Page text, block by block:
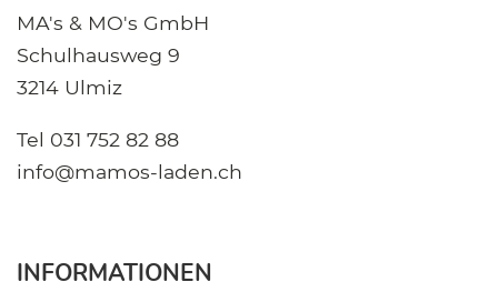
MA's & MO's GmbH
Schulhausweg 9
3214 Ulmiz
Tel 031 752 82 88
info@mamos-laden.ch
INFORMATIONEN